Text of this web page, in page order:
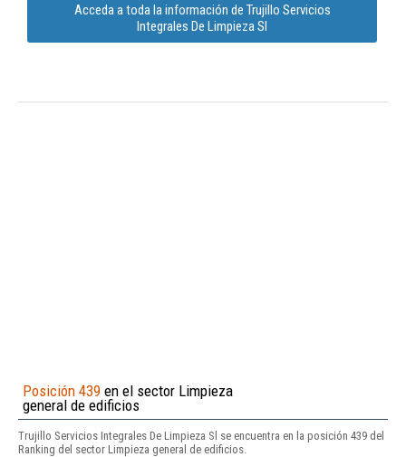
Acceda a toda la información de Trujillo Servicios
Integrales De Limpieza Sl
Posición 439 en el sector Limpieza
general de edificios
Trujillo Servicios Integrales De Limpieza Sl se encuentra en la posición 439 del
Ranking del sector Limpieza general de edificios.